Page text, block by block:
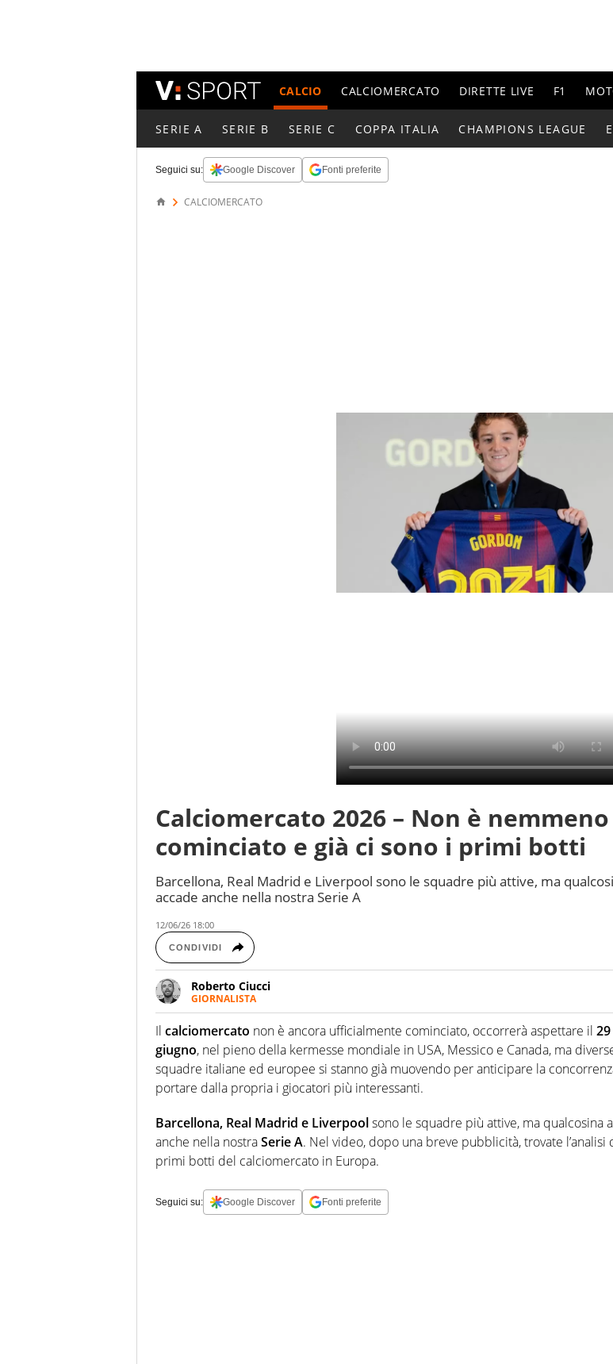
CALCIO CALCIOMERCATO DIRETTE LIVE F1
SERIE A SERIE B SERIE C COPPA ITALIA CHAMPIONS LEAGUE
Seguici su: Google Discover Fonti preferite
CALCIOMERCATO
Calciomercato 2026 – Non è nemmeno
cominciato e già ci sono i primi botti
Barcellona, Real Madrid e Liverpool sono le squadre più attive, ma
accade anche nella nostra Serie A
12/06/26 18:00
CONDIVIDI
Roberto Ciucci
GIORNALISTA
Appassionato di sport, soprattutto calcio, basket e motociclismo, divoro film
fossero noccioline. Ho una assolutamente sana ossessione per le pellicole di
Tarantino. Nel tempo libero mi fingo musicista.
Il calciomercato non è ancora ufficialmente cominciato, occorrerà aspettare il 29
giugno, nel pieno della kermesse mondiale in USA, Messico e Canada, ma
squadre italiane ed europee si stanno già muovendo per anticipare la
portare dalla propria i giocatori più interessanti.
Barcellona, Real Madrid e Liverpoolsono le squadre più attive, ma qualcosina
anche nella nostraSerie A. Nel video, dopo una breve pubblicità, trovate l’analisi
primi botti del calciomercato in Europa.
Seguici su: Google Discover Fonti preferite